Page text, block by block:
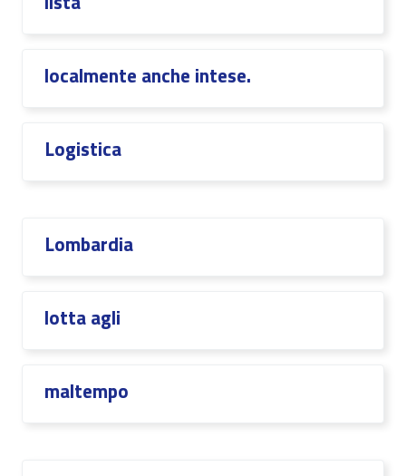
localmente anche intese.
Logistica
Lombardia
lotta agli
maltempo